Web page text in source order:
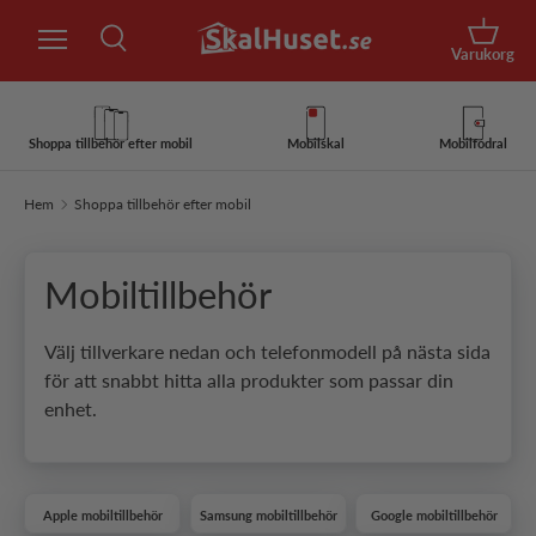
Hoppa till innehåll
Sök
Korg
Varukorg
Shoppa tillbehör efter mobil Mobilskal Mobilfodral
Hem Shoppa tillbehör efter mobil
Mobiltillbehör
Välj tillverkare nedan och telefonmodell på nästa sida
för att snabbt hitta alla produkter som passar din
enhet.
Apple mobiltillbehör Samsung mobiltillbehör Google mobiltillbehör